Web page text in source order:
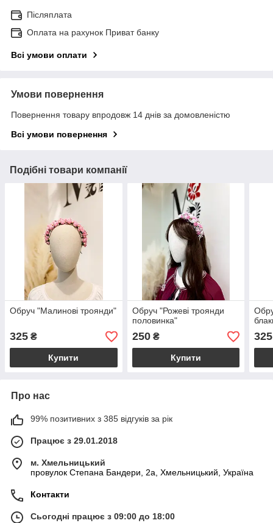
Післяплата
Оплата на рахунок Приват банку
Всі умови оплати
Умови повернення
Повернення товару впродовж 14 днів за домовленістю
Всі умови повернення
Подібні товари компанії
Обруч "Малинові троянди"
325 ₴
Купити
Обруч "Рожеві троянди
половинка"
250₴
Купити
325
Про нас
99% позитивних з 385 відгуків за рік
Працює з 29.01.2018
м. Хмельницький
провулок Степана Бандери, 2a, Хмельницький, Україна
Контакти
Сьогодні працює з 09:00 до 18:00